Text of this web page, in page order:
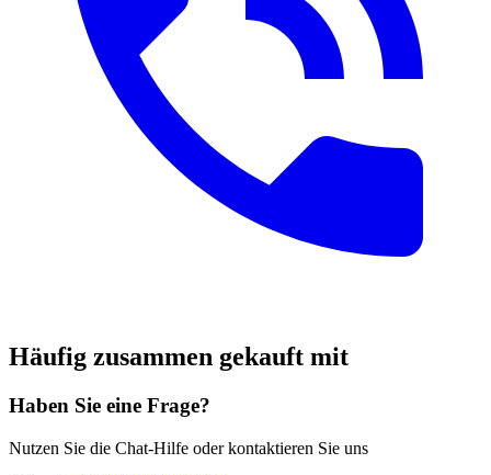
Häufig zusammen gekauft mit
Haben Sie eine Frage?
Nutzen Sie die Chat-Hilfe oder kontaktieren Sie uns